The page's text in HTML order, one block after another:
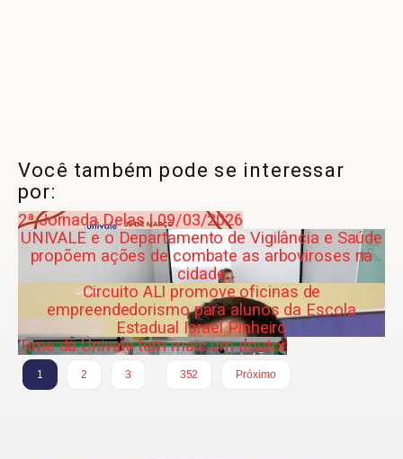
Você também pode se interessar
por:
2ª Jornada Delas | 09/03/2026
UNIVALE e o Departamento de Vigilância e Saúde
propõem ações de combate as arboviroses na
cidade
Circuito ALI promove oficinas de
empreendedorismo para alunos da Escola
Estadual Israel Pinheiro
Time da Univale tem mais um doutor
1 2 3
352
Próximo